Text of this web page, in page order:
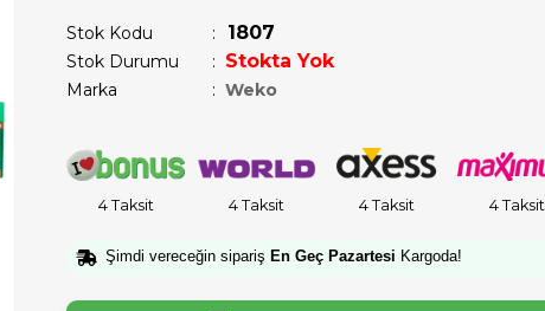
Stok Kodu 1807
Stok Durumu : Stokta Yok
Marka : Weko
4 Taksit 4 Taksit 4 Taksit 4 Taksit
Şimdi vereceğin sipariş En Geç Pazartesi Kargoda!